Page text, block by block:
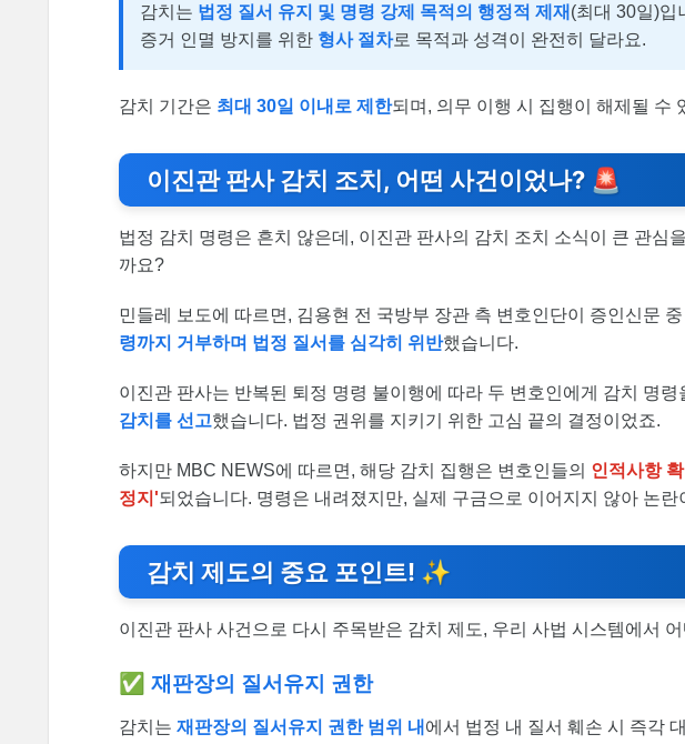
감치는 법정 질서 유지 및 명령 강제 목적의 행정적 제재 (최대 30일)입
증거 인멸 방지를 위한 형사 절차로 목적과 성격이 완전히 달라요.
감치 기간은 최대 30일 이내로 제한되며, 의무 이행 시 집행이 해제될 수
이진관 판사 감치 조치, 어떤 사건이었나? 🚨
법정 감치 명령은 흔치 않은데, 이진관 판사의 감치 조치 소식이 큰 관심
까요?
민들레 보도에 따르면, 김용현 전 국방부 장관 측 변호인단이 증인신문
령까지 거부하며 법정 질서를 심각히 위반했습니다.
이진관 판사는 반복된 퇴정 명령 불이행에 따라 두 변호인에게 감치 명
감치를 선고했습니다. 법정 권위를 지키기 위한 고심 끝의 결정이었죠.
하지만 MBC NEWS에 따르면, 해당 감치 집행은 변호인들의 인적사항
정지'되었습니다. 명령은 내려졌지만, 실제 구금으로 이어지지 않아 논란
감치 제도의 중요 포인트! ✨
이진관 판사 사건으로 다시 주목받은 감치 제도, 우리 사법 시스템에서
✅ 재판장의 질서유지 권한
감치는 재판장의 질서유지 권한 범위 내 에서 법정 내 질서 훼손 시 즉각